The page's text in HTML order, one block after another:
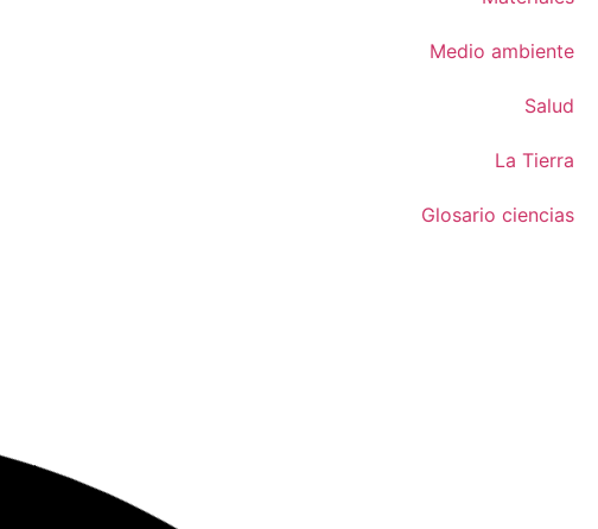
Medio ambiente
Salud
La Tierra
Glosario ciencias